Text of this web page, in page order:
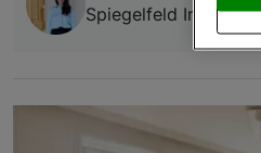
Spiegelfeld
Zugriff
und